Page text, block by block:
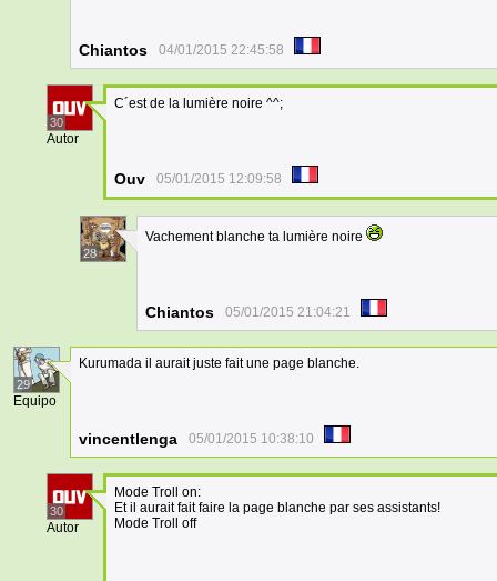
Chiantos 04/01/2015 22:45:58
30
Autor
C´est de la lumière noire ^^;
Ouv 05/01/2015 12:09:58
28
Vachement blanche ta lumière noire
Chiantos 05/01/2015 21:04:21
29
Equipo
Kurumada il aurait juste fait une page blanche.
vincentlenga 05/01/2015 10:38:10
30
Autor
Mode Troll on:
Et il aurait fait faire la page blanche par ses assistants!
Mode Troll off